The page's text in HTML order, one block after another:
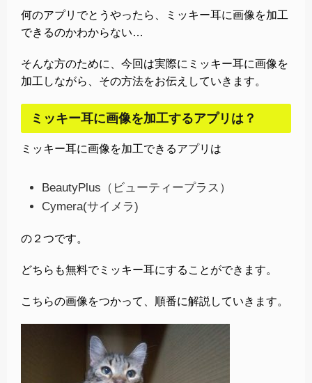
何のアプリでとうやったら、ミッキー耳に画像を加工
できるのかわからない…
そんな方のために、今回は実際にミッキー耳に画像を
加工しながら、その方法をお伝えしていきます。
ミッキー耳に画像を加工するアプリは？
ミッキー耳に画像を加工できるアプリは
BeautyPlus（ビューティープラス）
Cymera(サイメラ)
の２つです。
どちらも無料でミッキー耳にすることができます。
こちらの画像をつかって、順番に解説していきます。